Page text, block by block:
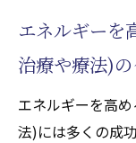
エネルギーを
治療や療法)の
エネルギーを高
法)には多くの成